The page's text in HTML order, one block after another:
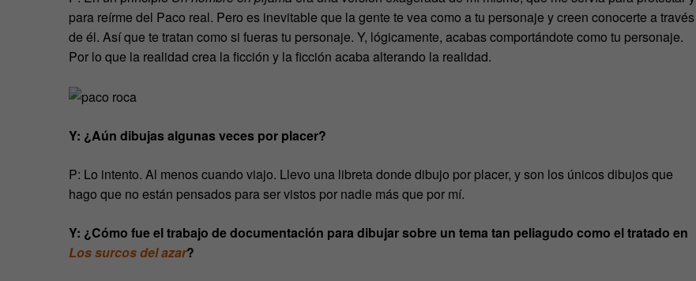
para reírme del Paco real. Pero es inevitable que la gente te vea como a tu personaje y creen conocerte a través
de él. Así que te tratan como si fueras tu personaje. Y, lógicamente, acabas comportándote como tu personaje.
Por lo que la realidad crea la ficción y la ficción acaba alterando la realidad.
Y: ¿Aún dibujas algunas veces por placer?
P: Lo intento. Al menos cuando viajo. Llevo una libreta donde dibujo por placer, y son los únicos dibujos que
hago que no están pensados para ser vistos por nadie más que por mí.
Y: ¿Cómo fue el trabajo de documentación para dibujar sobre un tema tan peliagudo como el tratado en
Los surcos del azar?